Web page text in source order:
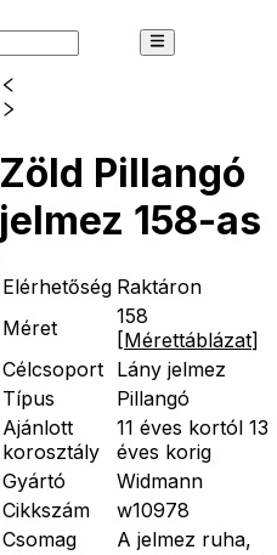
Zöld Pillangó
jelmez 158-as
Elérhetőség Raktáron
Méret
158
[Mérettáblázat]
Célcsoport Lány jelmez
Típus
Pillangó
Ajánlott
korosztály
11 éves kortól 13
éves korig
Gyártó
Widmann
Cikkszám
w10978
Csomag
A jelmez ruha,